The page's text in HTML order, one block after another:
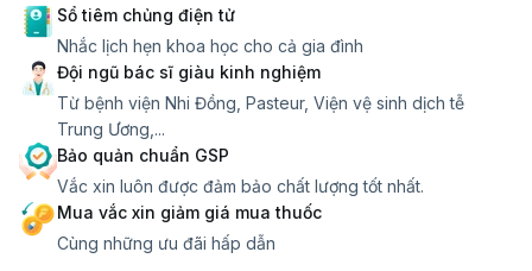
Sổ tiêm chủng điện tử
Nhắc lịch hẹn khoa học cho cả gia đình
Đội ngũ bác sĩ giàu kinh nghiệm
Từ bệnh viện Nhi Đồng, Pasteur, Viện vệ sinh dịch tễ
Trung Ương,...
Bảo quản chuẩn GSP
Vắc xin luôn được đảm bảo chất lượng tốt nhất.
Mua vắc xin giảm giá mua thuốc
Cùng những ưu đãi hấp dẫn